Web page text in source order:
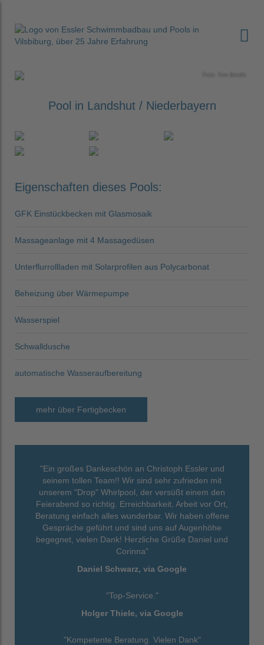
Pool in Landshut / Niederbayern
Eigenschaften dieses Pools:
GFK Einstückbecken mit Glasmosaik
Massageanlage mit 4 Massagedüsen
Unterflurrollladen mit Solarprofilen aus Polycarbonat
Beheizung über Wärmepumpe
Wasserspiel
Schwalldusche
automatische Wasseraufbereitung
mehr über Fertigbecken
"Ein großes Dankeschön an Christoph Essler und
seinem tollen Team!! Wir sind sehr zufrieden mit
unserem "Drop" Whirlpool, der versüßt einem den
Feierabend so richtig. Erreichbarkeit, Arbeit vor Ort,
Beratung einfach alles wunderbar. Wir haben offene
Gespräche geführt und sind uns auf Augenhöhe
begegnet, vielen Dank! Herzliche Grüße Daniel und
Corinna"
Daniel Schwarz, via Google
"Top-Service."
Holger Thiele, via Google
"Kompetente Beratung. Vielen Dank"